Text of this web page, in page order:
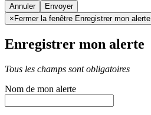
Annuler
× Fermer la fenêtre Enregistrer mon alerte
Enregistrer mon alerte
Tous les champs sont obligatoires
Nom de mon alerte